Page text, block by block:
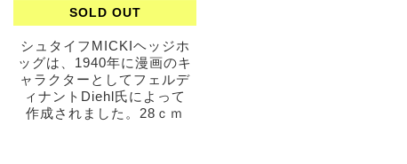
SOLD OUT
シュタイフMICKIヘッジホ
ッグは、1940年に漫画のキ
ャラクターとしてフェルデ
ィナントDiehl氏によって
作成されました。28ｃｍ